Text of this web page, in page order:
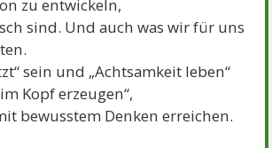
zu entwickeln,
sind. Und auch was wir für uns
sein und „Achtsamkeit leben“
Kopf erzeugen“,
bewusstem Denken erreichen.